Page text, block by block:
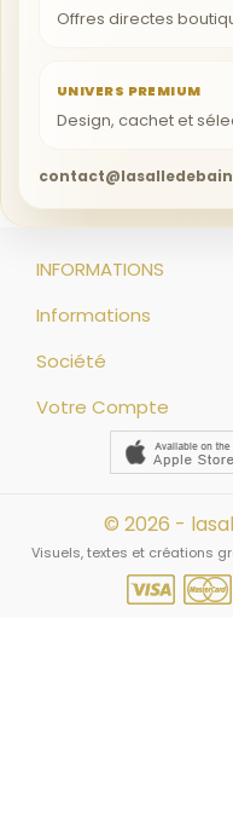
Offres directes
UNIVERS PREMIUM
Design, cachet et
INFORMATIONS
Informations
Société
Votre Compte
© 2026 -
Visuels, textes et créations